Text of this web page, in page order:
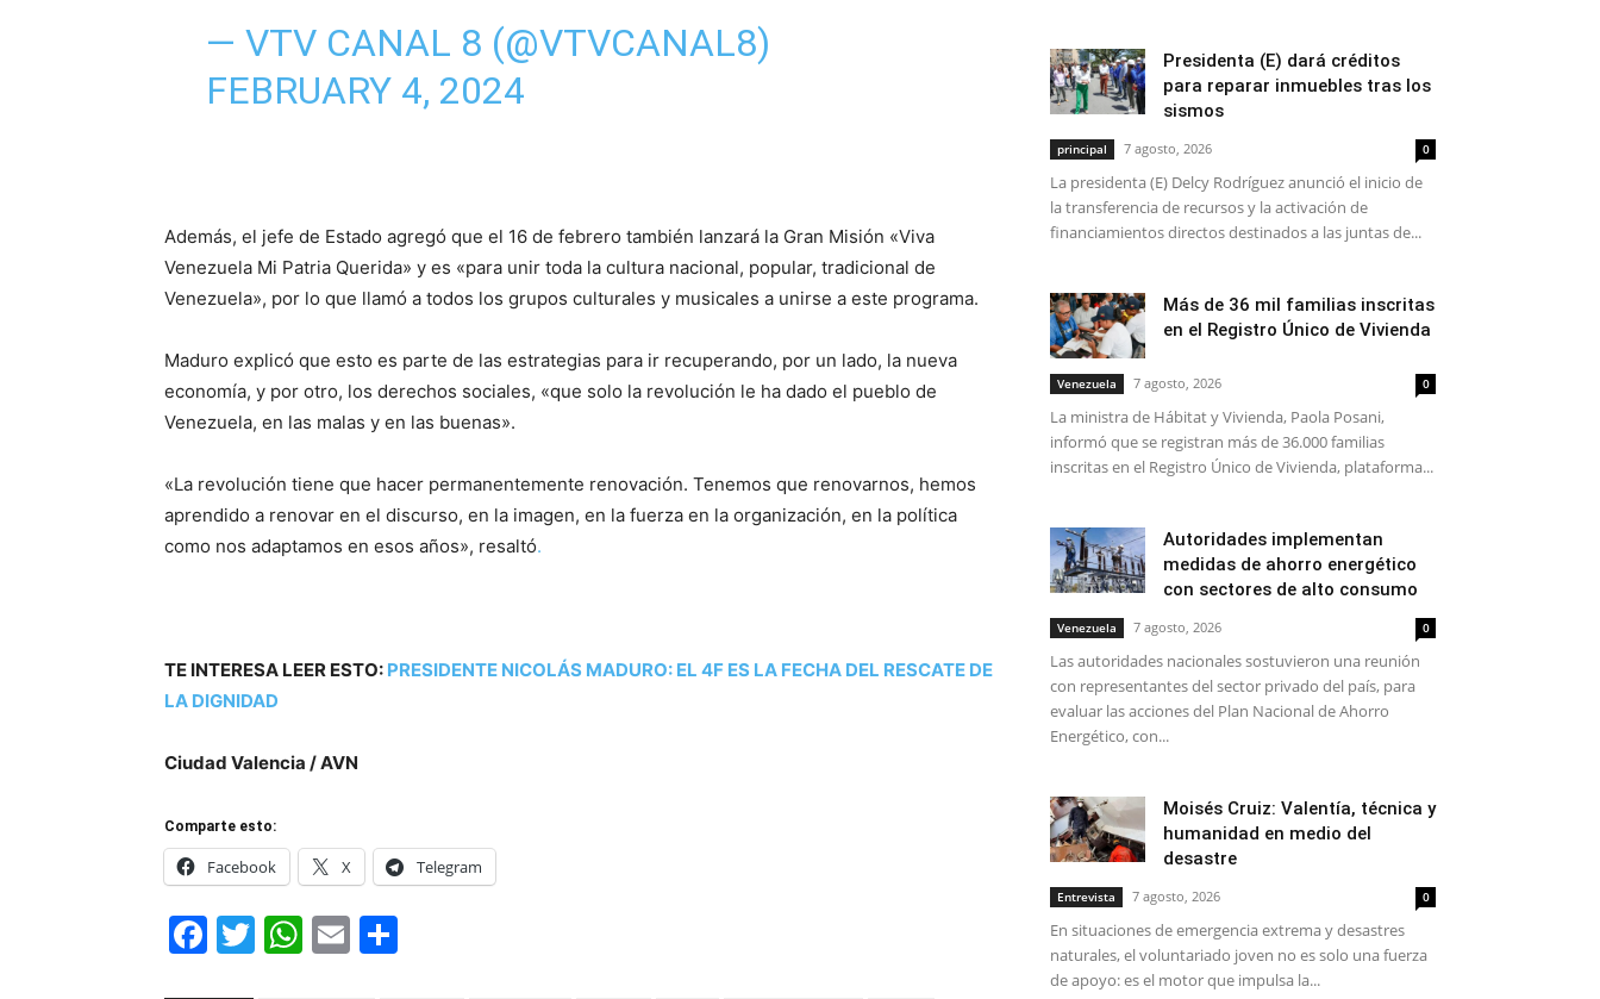
— VTV CANAL 8 (@VTVCANAL8)
FEBRUARY 4, 2024
Además, el jefe de Estado agregó que el 16 de febrero también lanzará la Gran Misión «Viva
Venezuela Mi Patria Querida» y es «para unir toda la cultura nacional, popular, tradicional de
Venezuela», por lo que llamó a todos los grupos culturales y musicales a unirse a este programa.
Maduro explicó que esto es parte de las estrategias para ir recuperando, por un lado, la nueva
economía, y por otro, los derechos sociales, «que solo la revolución le ha dado el pueblo de
Venezuela, en las malas y en las buenas».
«La revolución tiene que hacer permanentemente renovación. Tenemos que renovarnos, hemos
aprendido a renovar en el discurso, en la imagen, en la fuerza en la organización, en la política
como nos adaptamos en esos años», resaltó.
TE INTERESA LEER ESTO: PRESIDENTE NICOLÁS MADURO: EL 4F ES LA FECHA DEL RESCATE DE
LA DIGNIDAD
Ciudad Valencia / AVN
Comparte esto:
Facebook X Telegram
Facebook
Twitter
WhatsApp
Email
Presidenta (E) dará créditos
para reparar inmuebles tras los
sismos
principal 7 agosto, 2026 0
La presidenta (E) Delcy Rodríguez anunció el inicio de
la transferencia de recursos y la activación de
financiamientos directos destinados a las juntas de...
Más de 36 mil familias inscritas
en el Registro Único de Vivienda
Venezuela 7 agosto, 2026 0
La ministra de Hábitat y Vivienda, Paola Posani,
informó que se registran más de 36.000 familias
inscritas en el Registro Único de Vivienda, plataforma...
Autoridades implementan
medidas de ahorro energético
con sectores de alto consumo
Venezuela 7 agosto, 2026 0
Las autoridades nacionales sostuvieron una reunión
con representantes del sector privado del país, para
evaluar las acciones del Plan Nacional de Ahorro
Energético, con...
Moisés Cruiz: Valentía, técnica y
humanidad en medio del
desastre
Entrevista 7 agosto, 2026 0
En situaciones de emergencia extrema y desastres
naturales, el voluntariado joven no es solo una fuerza
de apoyo: es el motor que impulsa la...